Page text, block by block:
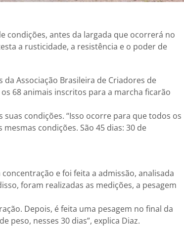
condições, antes da largada que ocorrerá no
a rusticidade, a resistência e o poder de
Associação Brasileira de Criadores de
os 68 animais inscritos para a marcha ficarão
condições. “Isso ocorre para que todos os
condições. São 45 dias: 30 de
e foi feita a admissão, analisada
foram realizadas as medições, a pesagem
Depois, é feita uma pesagem no final da
peso, nesses 30 dias”, explica Diaz.